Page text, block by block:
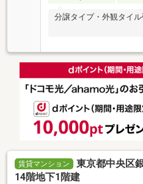
分譲タイプ・外観タイル
賃貸マンション
東京都中央区
14階地下1階建